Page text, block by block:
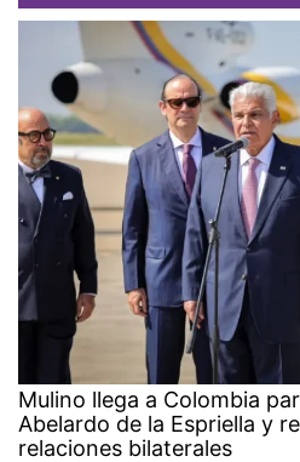
Mulino llega a Colombia
Abelardo de la Espriella y
relaciones bilaterales